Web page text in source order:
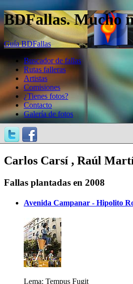
BDFallas. Mucho
Guía BDFallas
Buscador de fallas
Rutas falleras
Artistas
Comisiones
¿Tienes fotos?
Contacto
Galería de fotos
Carlos Carsí , Raúl
Fallas plantadas en 2008
Avenida Campanar - Hipolito
Lema: Tempus Fugit